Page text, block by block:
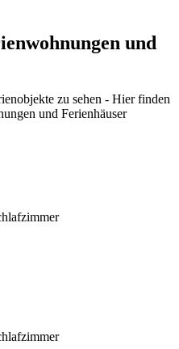
und
zu sehen - Hier finden
und Ferienhäuser